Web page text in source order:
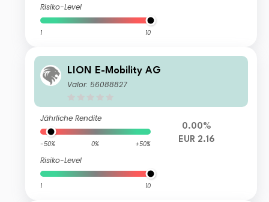
Risiko-Level
1 10
LION E-Mobility AG
Valor: 56088827
Jährliche Rendite
-50% 0% +50%
Risiko-Level
1 10
0.00%
EUR 2.16